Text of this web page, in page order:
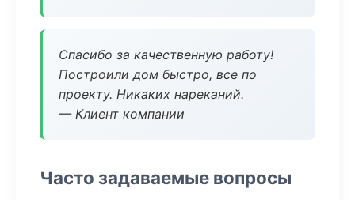
Спасибо за качественную работу!
Построили дом быстро, все по
проекту. Никаких нареканий.
— Клиент компании
Часто задаваемые вопросы